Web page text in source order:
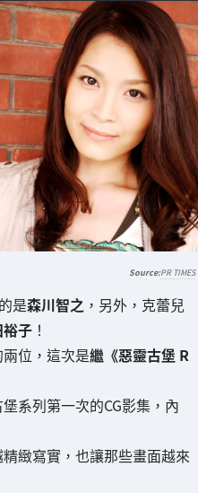
PR TIMES
是森川智之 ，另外，克蕾兒
子 ！
位，這次是繼《惡靈古堡 R
系列第一次的CG影集，內
緻寫實，也讓那些畫面越來